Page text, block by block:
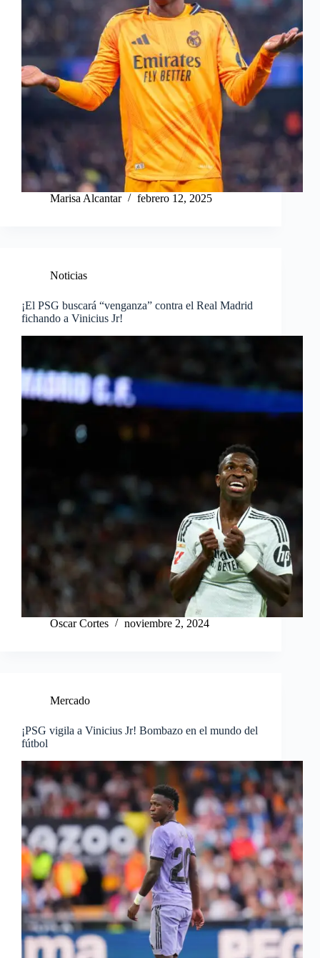
Marisa Alcantar febrero 12, 2025
Noticias
¡El PSG buscará “venganza” contra el Real Madrid
fichando a Vinicius Jr!
Oscar Cortes noviembre 2, 2024
Mercado
¡PSG vigila a Vinicius Jr! Bombazo en el mundo del
fútbol